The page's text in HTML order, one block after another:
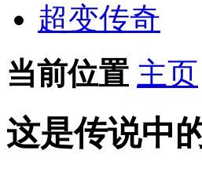
超变传奇
当前位置 主页
这是传说中